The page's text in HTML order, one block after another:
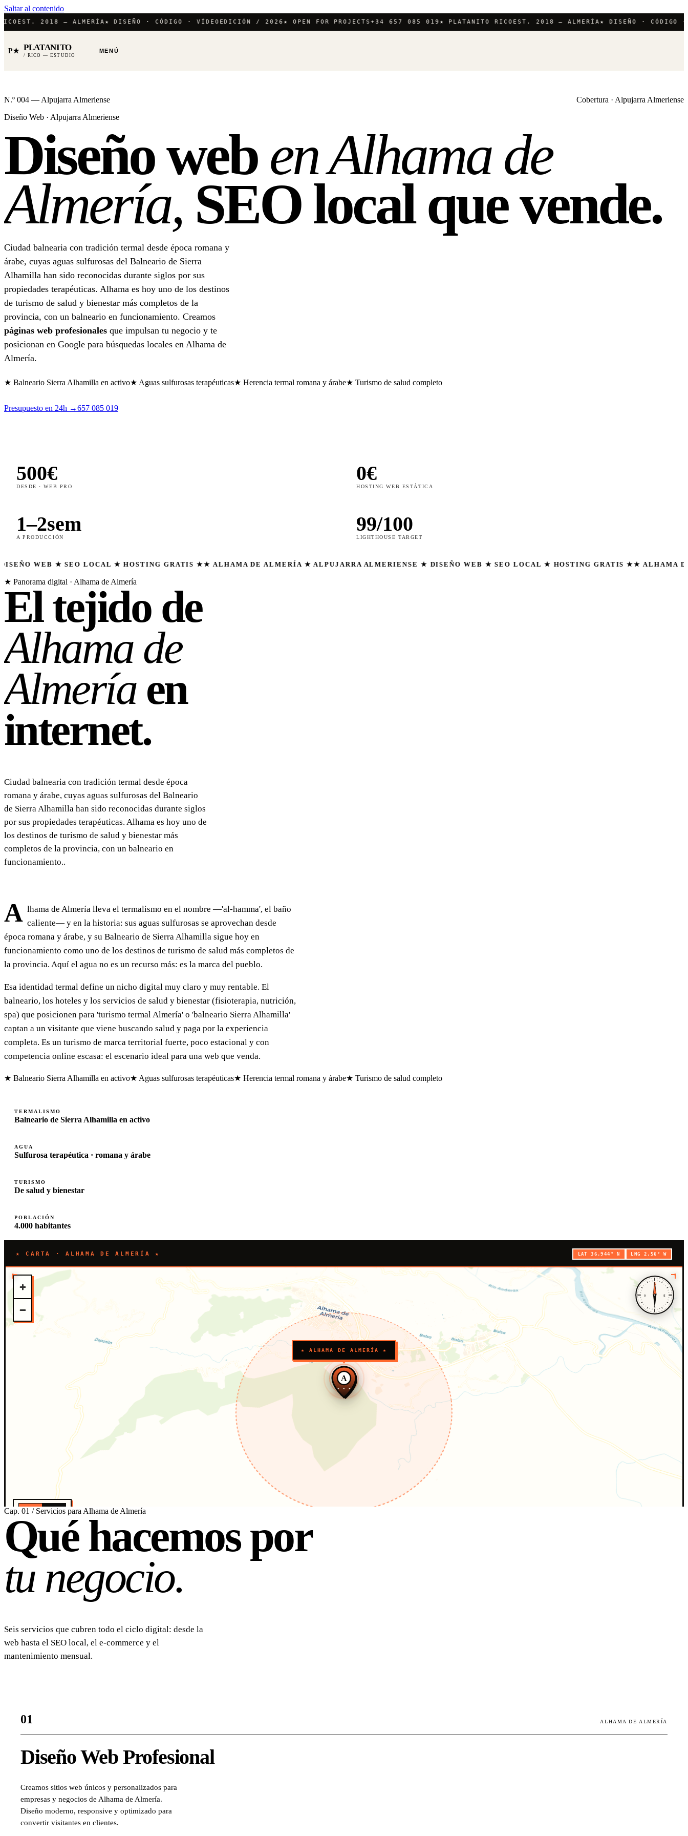
Saltar al contenido
EST. 2018 — ALMERÍA★ DISEÑO · CÓDIGO · VÍDEOEDICIÓN / 2026★ OPEN FOR PROJECTS+34 657 085 019★ PLATANITO RICOEST. 2018 — ALMERÍA★ DISEÑO · CÓDIGO ·
P★ PLATANITO
/ RICO — ESTUDIO
MENÚ
N.º 004 — Alpujarra Almeriense
Cobertura · Alpujarra Almeriense
Diseño Web · Alpujarra Almeriense
Diseño web en Alhama de
Almería, SEO localque vende.
Ciudad balnearia con tradición termal desde época romana y
árabe, cuyas aguas sulfurosas del Balneario de Sierra
Alhamilla han sido reconocidas durante siglos por sus
propiedades terapéuticas. Alhama es hoy uno de los destinos
de turismo de salud y bienestar más completos de la
provincia, con un balneario en funcionamiento. Creamos
páginas web profesionales que impulsan tu negocio y te
posicionan en Google para búsquedas locales en Alhama de
Almería.
★ Balneario Sierra Alhamilla en activo★ Aguas sulfurosas terapéuticas★ Herencia termal romana y árabe★ Turismo de salud completo
Presupuesto en 24h →657 085 019
500€
DESDE · WEB PRO
0€
HOSTING WEB ESTÁTICA
1–2sem
A PRODUCCIÓN
99/100
LIGHTHOUSE TARGET
★ SEO LOCAL ★ HOSTING GRATIS ★★ ALHAMA DE ALMERÍA ★ ALPUJARRA ALMERIENSE ★ DISEÑO WEB ★ SEO LOCAL ★ HOSTING GRATIS ★★ ALHAMA DE
★ Panorama digital · Alhama de Almería
El tejido de
Alhama de
Almeríaen
internet.
Ciudad balnearia con tradición termal desde época
romana y árabe, cuyas aguas sulfurosas del Balneario
de Sierra Alhamilla han sido reconocidas durante siglos
por sus propiedades terapéuticas. Alhama es hoy uno de
los destinos de turismo de salud y bienestar más
completos de la provincia, con un balneario en
funcionamiento..
A lhama de Almería lleva el termalismo en el nombre —'al-hamma', el baño
caliente— y en la historia: sus aguas sulfurosas se aprovechan desde
época romana y árabe, y su Balneario de Sierra Alhamilla sigue hoy en
funcionamiento como uno de los destinos de turismo de salud más completos de
la provincia. Aquí el agua no es un recurso más: es la marca del pueblo.
Esa identidad termal define un nicho digital muy claro y muy rentable. El
balneario, los hoteles y los servicios de salud y bienestar (fisioterapia, nutrición,
spa) que posicionen para 'turismo termal Almería' o 'balneario Sierra Alhamilla'
captan a un visitante que viene buscando salud y paga por la experiencia
completa. Es un turismo de marca territorial fuerte, poco estacional y con
competencia online escasa: el escenario ideal para una web que venda.
★ Balneario Sierra Alhamilla en activo★ Aguas sulfurosas terapéuticas★ Herencia termal romana y árabe★ Turismo de salud completo
TERMALISMO
Balneario de Sierra Alhamilla en activo
AGUA
Sulfurosa terapéutica · romana y árabe
TURISMO
De salud y bienestar
POBLACIÓN
4.000 habitantes
★ CARTA · ALHAMA DE ALMERÍA ★ LAT 36.944° N LNG 2.56° W
★ ALHAMA DE ALMERÍA ★
A
★ ★ ★
N
E
S
O
0 · 1km
ESCALA · APROX
★ PROYECCIÓN WEB MERCATOR · OSM · CARTO
Cap. 01 / Servicios para Alhama de Almería
Qué hacemos por
tu negocio.
Seis servicios que cubren todo el ciclo digital: desde la
web hasta el SEO local, el e-commerce y el
mantenimiento mensual.
01 ALHAMA DE ALMERÍA
Diseño Web Profesional
Creamos sitios web únicos y personalizados para
empresas y negocios de Alhama de Almería.
Diseño moderno, responsive y optimizado para
convertir visitantes en clientes.